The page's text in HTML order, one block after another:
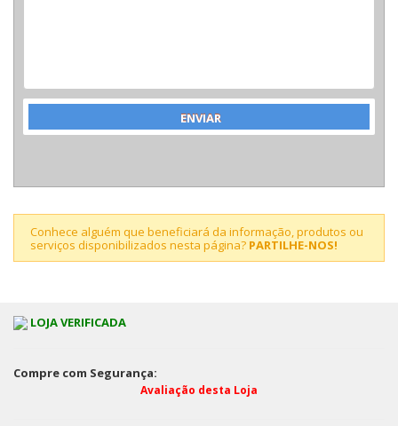
Conhece alguém que beneficiará da informação, produtos ou
serviços disponibilizados nesta página? PARTILHE-NOS!
LOJA VERIFICADA
Compre com Segurança:
Avaliação desta Loja